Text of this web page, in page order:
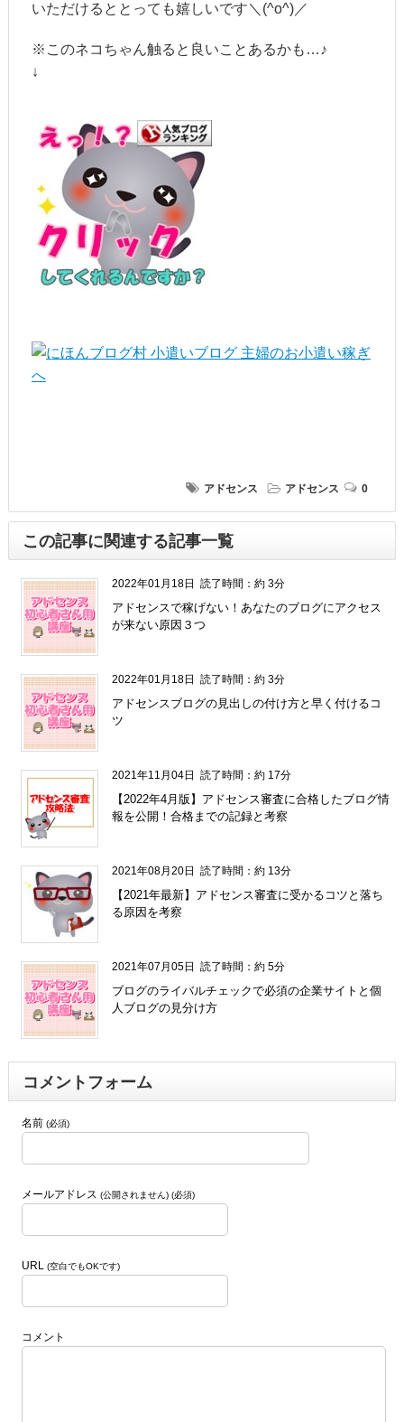
いただけるととっても嬉しいです＼(^o^)／
※このネコちゃん触ると良いことあるかも…♪
↓
アドセンス アドセンス 0
この記事に関連する記事一覧
2022年01月18日 読了時間：約 3分
アドセンスで稼げない！あなたのブログにアクセス
が来ない原因３つ
2022年01月18日 読了時間：約 3分
アドセンスブログの見出しの付け方と早く付けるコ
ツ
2021年11月04日 読了時間：約 17分
【2022年4月版】アドセンス審査に合格したブログ情
報を公開！合格までの記録と考察
2021年08月20日 読了時間：約 13分
【2021年最新】アドセンス審査に受かるコツと落ち
る原因を考察
2021年07月05日 読了時間：約 5分
ブログのライバルチェックで必須の企業サイトと個
人ブログの見分け方
コメントフォーム
名前 (必須)
メールアドレス (公開されません) (必須)
URL (空白でもOKです)
コメント